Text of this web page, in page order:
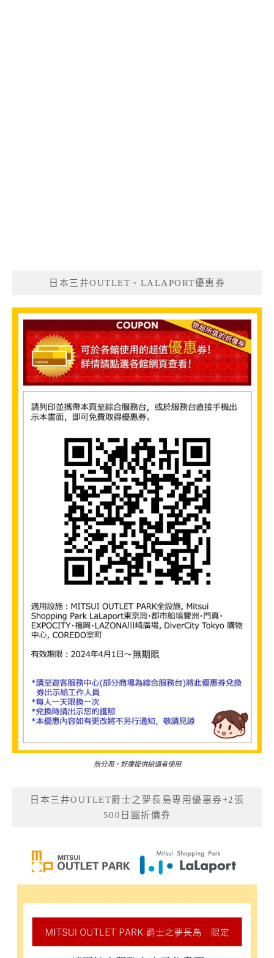
日本三井OUTLET、LALAPORT優惠券
無分潤，好康提供給讀者使用
日本三井OUTLET爵士之夢長島專用優惠券+2張
500日圓折價券